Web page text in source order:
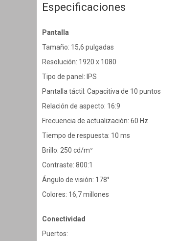
Especificaciones
Pantalla
Tamaño: 15,6 pulgadas
Resolución: 1920 x 1080
Tipo de panel: IPS
Pantalla táctil: Capacitiva de 10 puntos
Relación de aspecto: 16:9
Frecuencia de actualización: 60 Hz
Tiempo de respuesta: 10 ms
Brillo: 250 cd/m²
Contraste: 800:1
Ángulo de visión: 178°
Colores: 16,7 millones
Conectividad
Puertos: